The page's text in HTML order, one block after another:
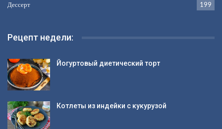
Дессерт 199
Рецепт недели:
Йогуртовый диетический торт
Котлеты из индейки с кукурузой